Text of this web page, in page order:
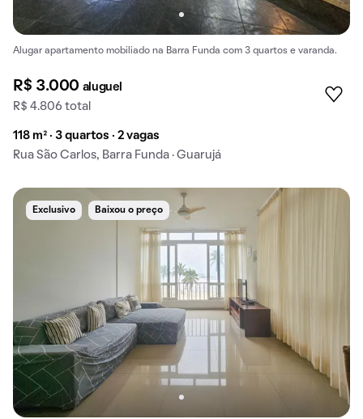
Alugar apartamento mobiliado na Barra Funda com 3 quartos e varanda.
R$ 3.000 aluguel
R$ 4.806 total
118 m² · 3 quartos · 2 vagas
Rua São Carlos, Barra Funda · Guarujá
Exclusivo Baixou o preço